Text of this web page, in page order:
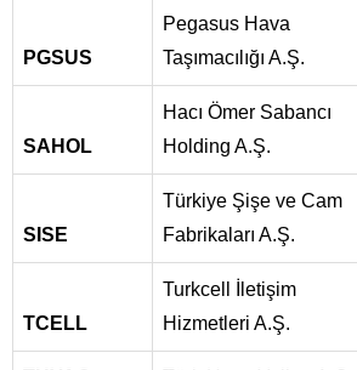
PGSUS
Pegasus Hava
Taşımacılığı A.Ş.
SAHOL
Hacı Ömer Sabancı
Holding A.Ş.
SISE
Türkiye Şişe ve Cam
Fabrikaları A.Ş.
TCELL
Turkcell İletişim
Hizmetleri A.Ş.